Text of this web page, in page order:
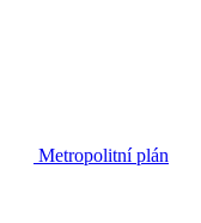
Metropolitní plán